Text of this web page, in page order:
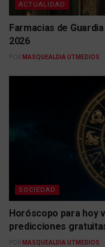
ACTUALIDAD
Farmacias de
2026
POR MASQUEALDIA UTMEDIOS
SOCIEDAD
Horóscopo para hoy
predicciones
POR MASQUEALDIA UTMEDIOS